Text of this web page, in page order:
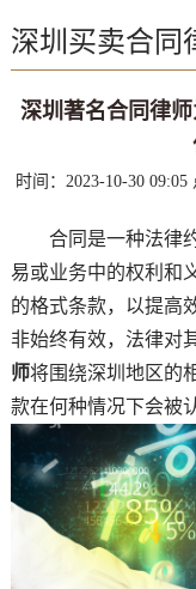
深圳买卖合同
深圳著名合同律
时间：2023-10-30 09:05
合同是一种法律约
易或业务中的权利和
的格式条款，以提高
非始终有效，法律对
师将围绕深圳地区的
款在何种情况下会被